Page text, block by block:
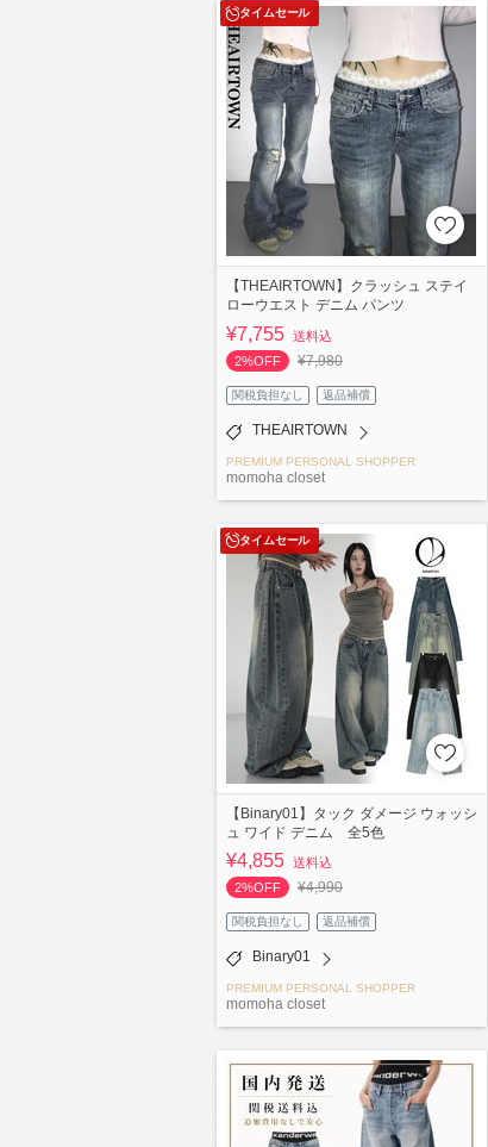
タイムセール
【THEAIRTOWN】クラッシュ ステイ
ローウエスト デニム パンツ
¥7,755 送料込
2%OFF
¥7,980
関税負担なし 返品補償
THEAIRTOWN
PREMIUM PERSONAL SHOPPER
momoha closet
タイムセール
【Binary01】タック ダメージ ウォッシ
ュ ワイド デニム 全5色
¥4,855 送料込
2%OFF
¥4,990
関税負担なし 返品補償
Binary01
PREMIUM PERSONAL SHOPPER
momoha closet